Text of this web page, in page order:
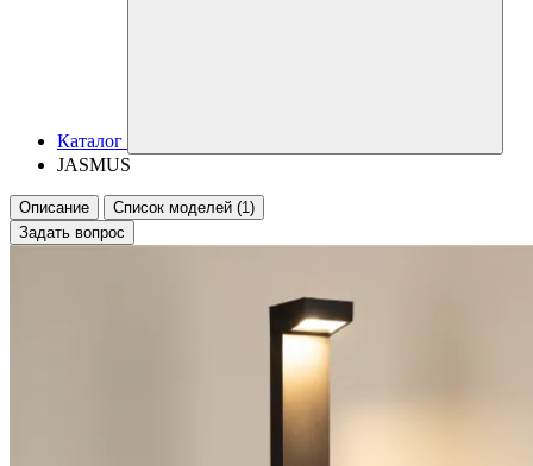
Каталог
JASMUS
Описание
Список моделей (1)
Задать вопрос